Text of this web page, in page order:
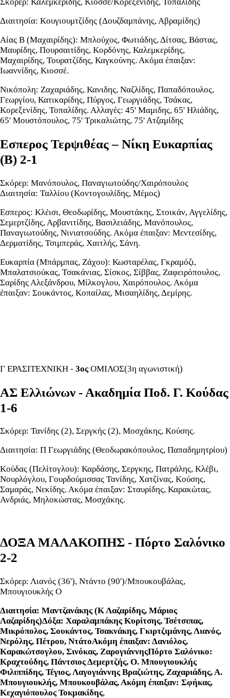
Σκόρερ: Καλεμκερίδης, Κιοσσέ/Κορεξενίδης, Τοπαλίδης
Διαιτησία: Κουγιουμτζίδης (Δουζδαμπάνης, Αβραμίδης)
Αίας Β (Μαχαιρίδης): Μπλούχος, Φωτιάδης, Δίτσας, Βάστας,
Μαυρίδης, Πουρσαιτίδης, Κορδόνης, Καλεμκερίδης,
Μαχαιρίδης, Τουρατζίδης, Καγκούνης. Ακόμα έπαιξαν:
Ιωαννίδης, Κιοσσέ.
Νικόπολη: Ζαχαριάδης, Κανιδης, Ναζλίδης, Παπαδόπουλος,
Γεωργίου, Κατικαρίδης, Πύργος, Γεωργιάδης, Τσάκας,
Κορεξενίδης, Τοπαλίδης. Αλλαγές: 45' Μαμιδης, 65' Ηλιάδης,
65' Μουστόπουλος, 75' Τρικαλιώτης, 75' Ατζαμίδης
Εσπερος Τερψιθέας – Νίκη Ευκαρπίας
(Β) 2-1
Σκόρερ: Μανόπουλος, Παναγιωτούδης/Χαιρόπουλος
Διαιτησία: Ταλλίου (Κοντογουλίδης, Μέμος)
Εσπερος: Κλέισι, Θεοδωρίδης, Μουστάκης, Στοικάν, Αγγελίδης,
Σεμερτζίδης, Αρβανιτίδης, Βασιλειάδης, Μανόπουλος,
Παναγιωτούδης, Νινιατσούδης. Ακόμα έπαιξαν: Μεντεσίδης,
Δερματίδης, Τσιμπεράς, Χαιτλής, Σάνη.
Ευκαρπία (Μπάρμπας, Ζάχου): Κωσταρέλας, Γκραμόζι,
Μπαλατσιούκας, Τσακάνιας, Σίσκος, Σίββας, Ζαφειρόπουλος,
Σαρίδης Αλεξάνδρου, Μίλκογλου, Χαιρόπουλος. Ακόμα
έπαιξαν: Σουκάντος, Κοπαίλας, Μισαηλίδης, Δεμίρης.
Γ ΕΡΑΣΙΤΕΧΝΙΚΗ - 3οςΟΜΙΛΟΣ(3η αγωνιστική)
ΑΣ Ελλιώνων - Ακαδημία Ποδ. Γ. Κούδας
1-6
Σκόρερ: Τανίδης (2), Σεργκής (2), Μοσχάκης, Κούσης.
Διαιτησία: Π Γεωργιάδης (Θεοδωρακόπουλος, Παπαδημητρίου)
Κούδας (Πελίτογλου): Καρδάσης, Σεργκης, Πατράλης, Κλέβι,
Νουρλόγλου, Γουρδούμισσας Τανίδης, Χατζίνας, Κούσης,
Σαμαράς, Νεκίδης. Ακόμα έπαιξαν: Σταυρίδης, Καρακώτας,
Ανδριάς, Μηλοκώστας, Μοσχάκης.
ΔΟΞΑ ΜΑΛΑΚΟΠΗΣ - Πόρτο Σαλόνικο
2-2
Σκόρερ: Λιανός (36'), Ντάντο (90')/Μπουκουβάλας,
Μπουγιουκλής Ο
Διαιτησία: Μαντζανάκης (Κ Λαζαρίδης, Μάριος
Λαζαρίδης)Δόξα: Χαραλαμπάκης Κυρίτσης, Τσέτσιπας,
Μικρόπολος, Σουκάντος, Τσακνάκης, Γκιρτζιμάνης, Λιανός,
Νερόλης, Πέτρου, ΝτάτοΑκόμη έπαιξαν: Δανιόλος,
Καρακώτσογλου, Σινόκας, ΖαρογιάννηςΠόρτο Σαλόνικο:
Κραχτούδης, Πάντσιος Δεμερτζής, Ο. Μπουγιουκλής
Φιλιππίδης, Τέγιος, Λαγογιάννης Βραζιώτης, Ζαχαριάδης, Α.
Μπουγιουκλής, Μπουκουβάλας, Ακόμη έπαιξαν: Σφήκας,
Κεχαγιόπουλος Τοκμακίδης,